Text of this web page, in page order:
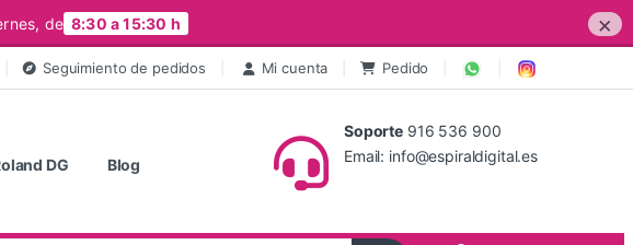
de 8:30 a 15:30 h ×
Seguimiento de pedidos Mi cuenta Pedido
DG Blog
Soporte 916 536 900
Email: info@espiraldigital.es